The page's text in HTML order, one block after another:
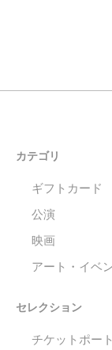
カテゴリ
ギフトカード
公演
映画
アート・イベ
セレクション
チケットポート